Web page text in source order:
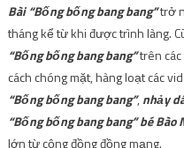
Bài “Bống bống bang bang”trở
tháng kể từ khi được trình làng.
“Bống bống bang bang”trên các
cách chóng mặt, hàng loạt các
“Bống bống bang bang”,nhảy
“Bống bống bang bang” bé Bào
lớn từ cộng đồng đồng mạng.